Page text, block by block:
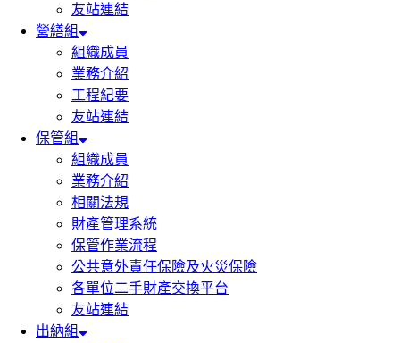
友站連結
營繕組
組織成員
業務介紹
工程紀要
友站連結
保管組
組織成員
業務介紹
相關法規
財產管理系統
保管作業流程
公共意外責任保險及火災保險
各單位二手財產交換平台
友站連結
出納組